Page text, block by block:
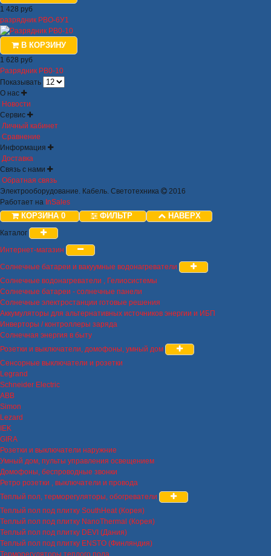
1 428 руб
разрядник РВО-6У1
В КОРЗИНУ
1 628 руб
Разрядник РВ0-10
Показывать
О нас
Новости
Сервис
Личный кабинет
Сравнение
Информация
Доставка
Связь с нами
Обратная связь
Электрооборудование. Кабель. Светотехника
2016
Работает на InSales
КОРЗИНА 0 ФИЛЬТР НАВЕРХ
Каталог
Интернет-магазин
Солнечные батареи и вакуумные водонагреватели
Солнечные водонагреватели , Гелиосистемы
Солнечные батареи - солнечные панели
Солнечные электростанции готовые решения
Аккумуляторы для альтернативных источников энергии и ИБП
Инверторы / контроллеры заряда
Солнечная энергия в быту
Розетки и выключатели, домофоны, умный дом
Сенсорные выключатели и розетки
Legrand
Schneider Electric
ABB
Simon
Lezard
IEK
GIRA
Розетки и выключатели наружние
Умный дом, пульты управления освещением
Домофоны, беспроводные звонки
Ретро розетки , выключатели и провода
Теплый пол, терморегуляторы, обогреватели
Теплый пол под плитку SouthHeat (Корея)
Теплый пол под плитку NanoThermal (Корея)
Теплый пол под плитку DEVI (Дания)
Теплый пол под плитку ENSTO (Финляндия)